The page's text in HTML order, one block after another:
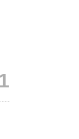
1